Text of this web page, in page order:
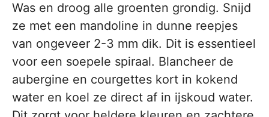
Was en droog alle groenten grondig. Snijd
ze met een mandoline in dunne reepjes
van ongeveer 2-3 mm dik. Dit is essentieel
voor een soepele spiraal. Blancheer de
aubergine en courgettes kort in kokend
water en koel ze direct af in ijskoud water.